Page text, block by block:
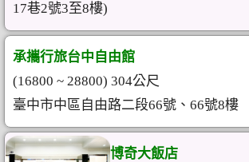
17巷2號3至8樓)
承攜行旅台中自由館
(16800 ~ 28800) 304公尺
臺中市中區自由路二段66號、66號8樓
博奇大飯店